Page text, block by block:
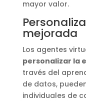
mayor valor.
mejorada
Los agentes
personalizar la
través del
de datos,
individuales de